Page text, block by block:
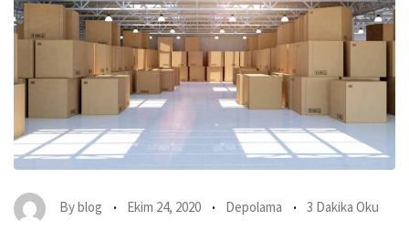
Byblog Ekim 24, 2020 Depolama 3 Dakika Oku